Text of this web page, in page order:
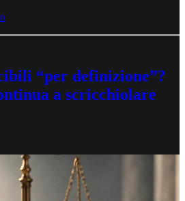
“per definizione”?
a scricchiolare